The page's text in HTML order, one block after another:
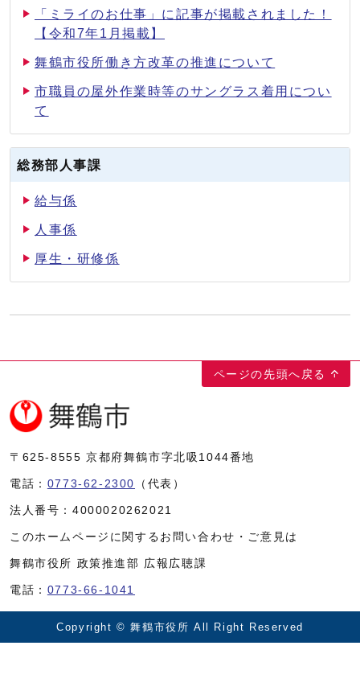
「ミライのお仕事」に記事が掲載されました！
【令和7年1月掲載】
舞鶴市役所働き方改革の推進について
市職員の屋外作業時等のサングラス着用につい
て
総務部人事課
給与係
人事係
厚生・研修係
ページの先頭へ戻る
〒625-8555 京都府舞鶴市字北吸1044番地
電話： 0773-62-2300 （代表）
法人番号： 4000020262021
このホームページに関するお問い合わせ・ご意見は
舞鶴市役所 政策推進部 広報広聴課
電話： 0773-66-1041
Copyright © 舞鶴市役所 All Right Reserved